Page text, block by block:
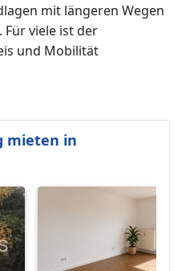
mit längeren Wegen
Für viele ist der
und Mobilität
mieten in